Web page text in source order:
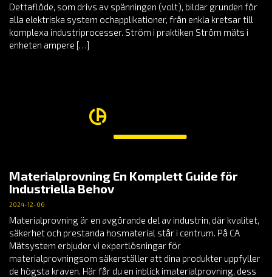
Dettaflöde, som drivs av spänningen (volt), bildar grunden för
alla elektriska system ochapplikationer, från enkla kretsar till
komplexa industriprocesser. Ström i praktiken Ström mäts i
enheten ampere […]
Materialprovning En Komplett Guide för
Industriella Behov
2024-12-06
Materialprovning är en avgörande del av industrin, där kvalitet,
säkerhet och prestanda hosmaterial står i centrum. På CA
Mätsystem erbjuder vi expertlösningar för
materialprovningsom säkerställer att dina produkter uppfyller
de högsta kraven. Här får du en inblick imaterialprovning, dess